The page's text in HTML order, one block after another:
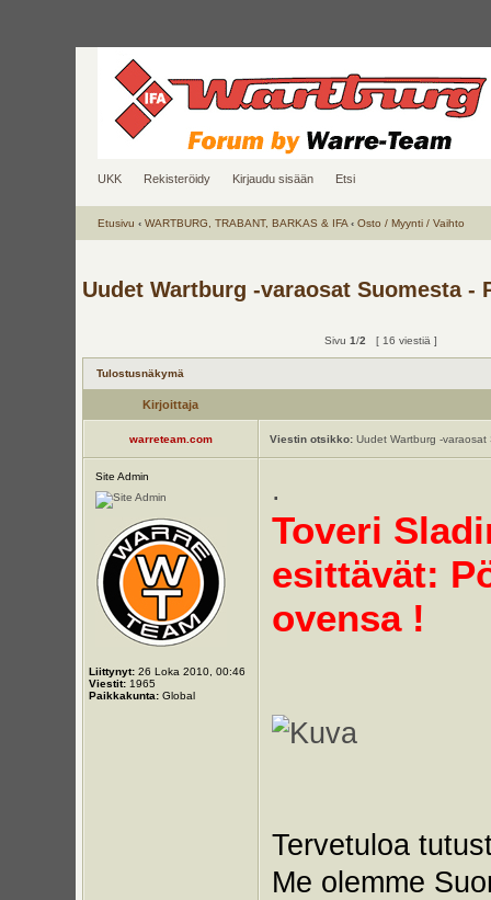
UKK Rekisteröidy Kirjaudu sisään Etsi
Etusivu ‹ WARTBURG, TRABANT, BARKAS & IFA ‹ Osto / Myynti / Vaihto
Uudet Wartburg -varaosat Suomesta -
Sivu 1/2 [ 16 viestiä ]
Tulostusnäkymä
Kirjoittaja
warreteam.com Viestin otsikko:Uudet Wartburg -varaosat
Site Admin
Liittynyt:26 Loka 2010, 00:46
Viestit:1965
Paikkakunta:Global
.
Toveri
esittävät:
ovensa !
Tervetuloa
Me olemme